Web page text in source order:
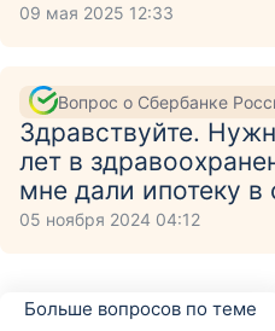
09 мая 2025 12:33
Вопрос о Сбербанке
Здравствуйте.
лет в
мне дали ипотеку в
05 ноября 2024 04:12
Больше вопросов по теме